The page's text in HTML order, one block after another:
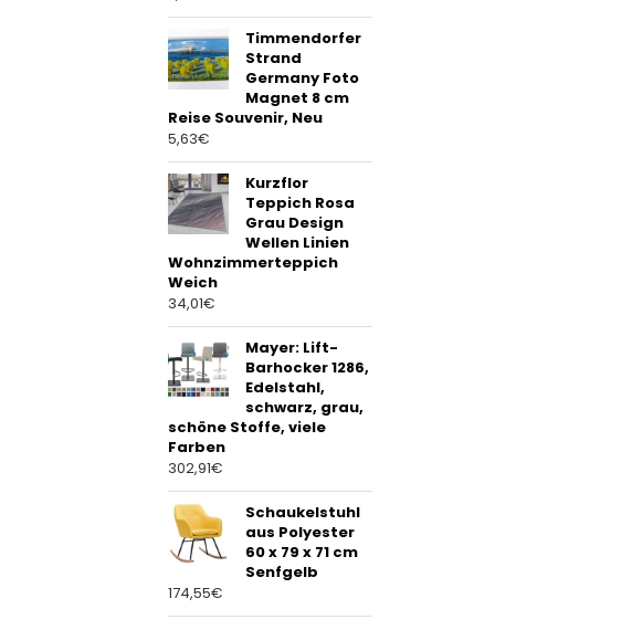
Timmendorfer
Strand
Germany Foto
Magnet 8 cm
Reise Souvenir, Neu
5,63€
Kurzflor
Teppich Rosa
Grau Design
Wellen Linien
Wohnzimmerteppich
Weich
34,01€
Mayer: Lift-
Barhocker 1286,
Edelstahl,
schwarz, grau,
schöne Stoffe, viele
Farben
302,91€
Schaukelstuhl
aus Polyester
60 x 79 x 71 cm
Senfgelb
174,55€